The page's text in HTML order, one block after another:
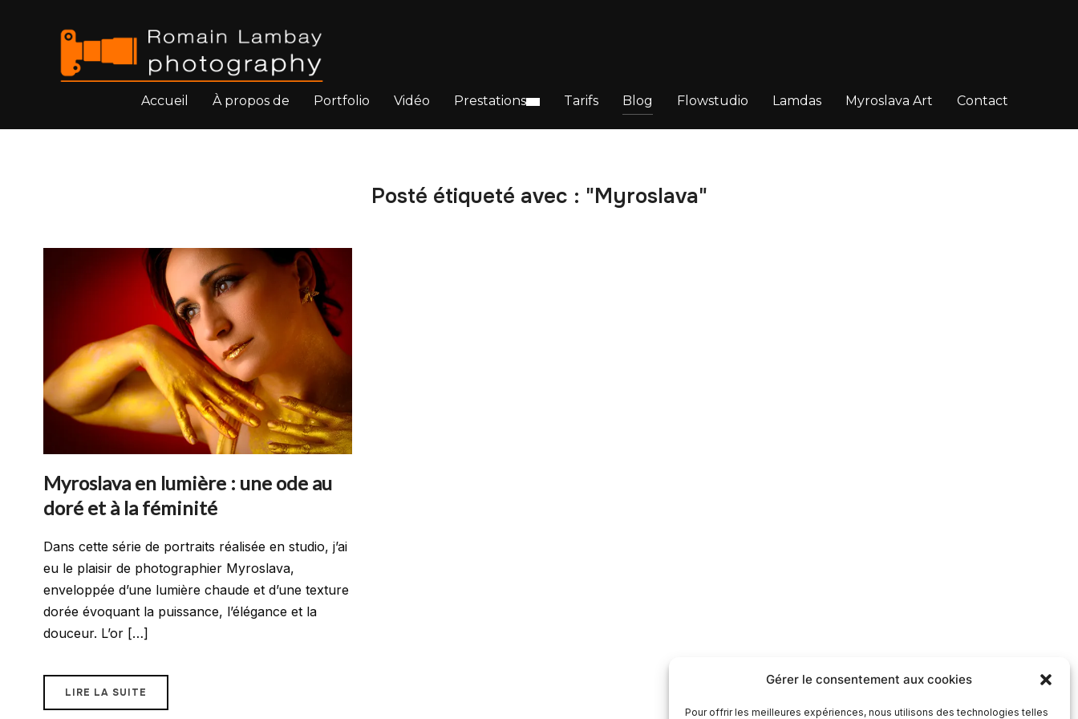
Gérer le consentement aux cookies
Pour offrir les meilleures expériences, nous utilisons des technologies telles
Accueil À propos de Portfolio Vidéo Prestations Tarifs Blog Flowstudio Lamdas Myroslava Art Contact
Posté étiqueté avec : "Myroslava"
Myroslava en lumière : une ode au
doré et à la féminité
Dans cette série de portraits réalisée en studio, j’ai
eu le plaisir de photographier Myroslava,
enveloppée d’une lumière chaude et d’une texture
dorée évoquant la puissance, l’élégance et la
douceur. L’or […]
LIRE LA SUITE